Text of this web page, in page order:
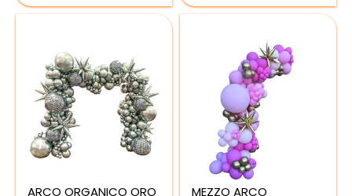
ARCO ORGANICO ORO MEZZO ARCO